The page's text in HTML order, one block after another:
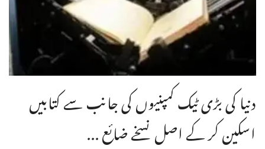
دنیا کی بڑی ٹیک کمپنیوں کی جانب سے کتابیں
اسکین کر کے اصل نسخے ضائع ...